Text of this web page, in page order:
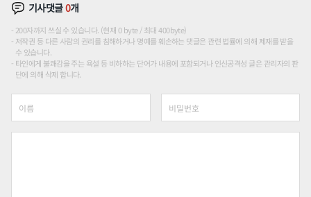
기사댓글0개
200자까지 쓰실 수 있습니다. (현재 0 byte / 최대 400byte)
저작권 등 다른 사람의 권리를 침해하거나 명예를 훼손하는 댓글은 관련 법률에 의해 제재를 받을
수 있습니다.
타인에게 불쾌감을 주는 욕설 등 비하하는 단어가 내용에 포함되거나 인신공격성 글은 관리자의 판
단에 의해 삭제 합니다.